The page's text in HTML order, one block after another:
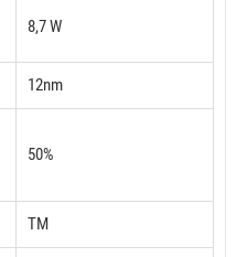
8,7 W
12nm
50%
TM